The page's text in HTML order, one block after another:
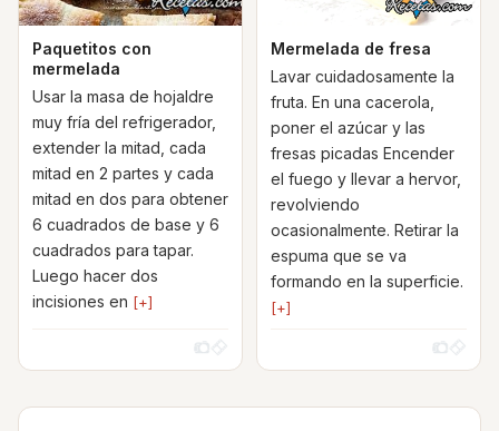
Paquetitos con
mermelada
Usar la masa de hojaldre
muy fría del refrigerador,
extender la mitad, cada
mitad en 2 partes y cada
mitad en dos para obtener
6 cuadrados de base y 6
cuadrados para tapar.
Luego hacer dos
incisiones en [+]
Mermelada de fresa
Lavar cuidadosamente la
fruta. En una cacerola,
poner el azúcar y las
fresas picadas Encender
el fuego y llevar a hervor,
revolviendo
ocasionalmente. Retirar la
espuma que se va
formando en la superficie.
[+]